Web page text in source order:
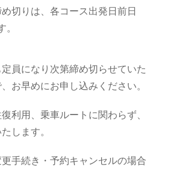
切りは、各コース出発日前日
。
員になり次第締め切らせていた
お早めにお申し込みください。
利用、乗車ルートに関わらず、
します。
手続き・予約キャンセルの場合